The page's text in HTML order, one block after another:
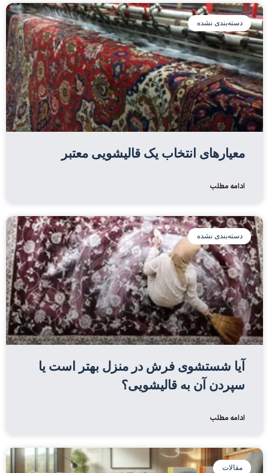
دسته‌بندی نشده
معیارهای انتخاب یک قالیشویی معتبر
ادامه مطلب
دسته‌بندی نشده
آیا شستشوی فرش در منزل بهتر است یا
سپردن آن به قالیشویی؟
ادامه مطلب
مقالات